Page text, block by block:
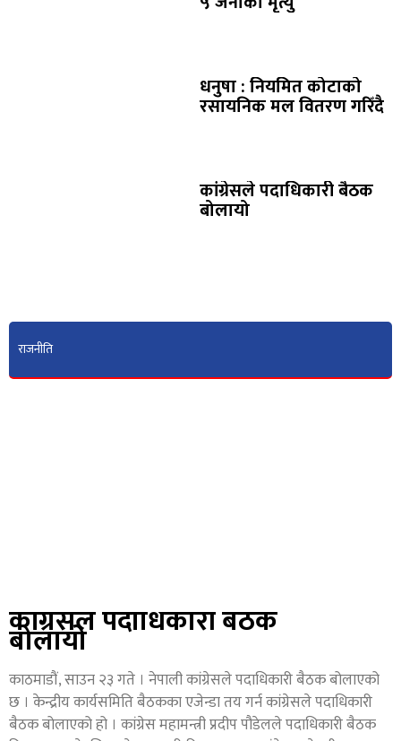
धनुषा : नियमित कोटाको
रसायनिक मल वितरण गरिँदै
कांग्रेसले पदाधिकारी बैठक
बोलायो
राजनीति
कांग्रेसले पदाधिकारी बैठक
बोलायो
काठमाडौं, साउन २३ गते । नेपाली कांग्रेसले पदाधिकारी बैठक बोलाएको
छ । केन्द्रीय कार्यसमिति बैठकका एजेन्डा तय गर्न कांग्रेसले पदाधिकारी
बैठक बोलाएको हो । कांग्रेस महामन्त्री प्रदीप पौडेलले पदाधिकारी बैठक